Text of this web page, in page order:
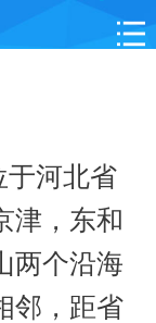
河北省
津，东和
两个沿海
邻，距省